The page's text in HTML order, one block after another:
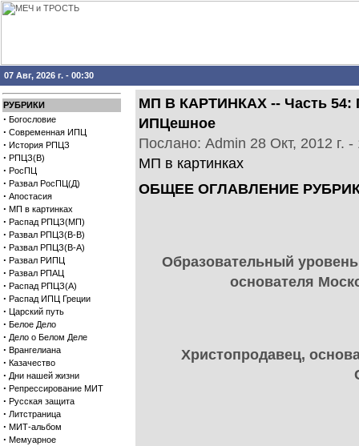
07 Авг, 2026 г. - 00:30
РУБРИКИ
· Богословие
· Современная ИПЦ
· История РПЦЗ
· РПЦЗ(В)
· РосПЦ
· Развал РосПЦ(Д)
· Апостасия
· МП в картинках
· Распад РПЦЗ(МП)
· Развал РПЦЗ(В-В)
· Развал РПЦЗ(В-А)
· Развал РИПЦ
· Развал РПАЦ
· Распад РПЦЗ(А)
· Распад ИПЦ Греции
· Царский путь
· Белое Дело
· Дело о Белом Деле
· Врангелиана
· Казачество
· Дни нашей жизни
· Репрессирование МИТ
· Русская защита
· Литстраница
· МИТ-альбом
· Мемуарное
МП В КАРТИНКАХ -- Часть 54:
ИПЦешное
Послано: Admin 28 Окт, 2012 г. -
МП в картинках
ОБЩЕЕ ОГЛАВЛЕНИЕ
Образовательный уровень
основателя
Христопродавец,